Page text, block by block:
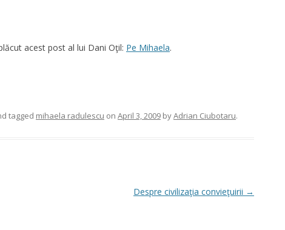
acest post al lui Dani Oţil: Pe Mihaela.
tagged mihaela radulescu on April 3, 2009 byAdrian Ciubotaru.
Despre civilizaţia convieţuirii →